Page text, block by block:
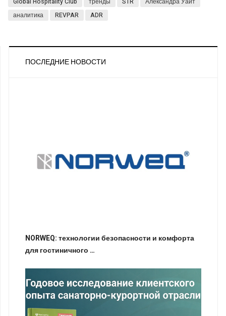
аналитика
REVPAR ADR
ПОСЛЕДНИЕ НОВОСТИ
NORWEQ: технологии безопасности и комфорта
для гостиничного …